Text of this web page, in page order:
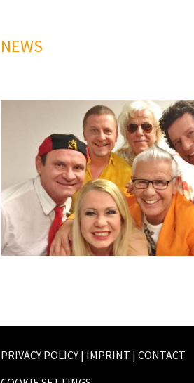
NEWS
PRIVACY POLICY | IMPRINT |CONTACT